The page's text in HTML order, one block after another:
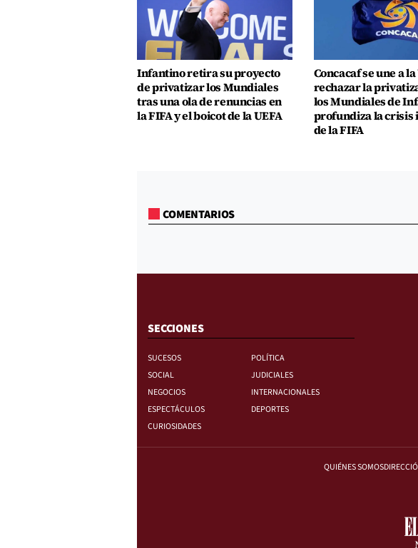
Infantino retira su proyecto
de privatizar los Mundiales
tras una ola de renuncias en
la FIFA y el boicot de la UEFA
Concacaf se une a la
rechazar la
los Mundiales de
profundiza la crisis
de la FIFA
COMENTARIOS
SECCIONES
SUCESOS
POLÍTICA
SOCIAL
JUDICIALES
NEGOCIOS
INTERNACIONALES
ESPECTÁCULOS
DEPORTES
CURIOSIDADES
QUIÉNES SOMOS